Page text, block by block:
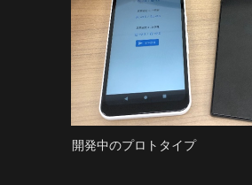
開発中のプロトタイプ